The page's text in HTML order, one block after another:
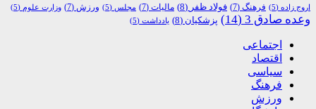
اروج زاده (5) فرهنگ (7) فولاد ظفر (8) مالیات (7) مجلس (5) ورزش (7) وزارت علوم (5)
وعده صادق 3 (14) پزشکیان (8) یادداشت (5)
اجتماعی
اقتصاد
سیاسی
فرهنگ
ورزش